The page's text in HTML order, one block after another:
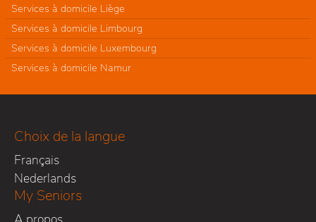
Services à domicile Liège
Services à domicile Limbourg
Services à domicile Luxembourg
Services à domicile Namur
Choix de la langue
Français
Nederlands
My Seniors